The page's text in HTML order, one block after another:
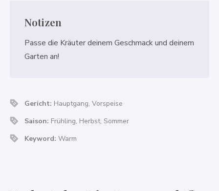
Notizen
Passe die Kräuter deinem Geschmack und deinem
Garten an!
Gericht: Hauptgang, Vorspeise
Saison: Frühling, Herbst, Sommer
Keyword:Warm